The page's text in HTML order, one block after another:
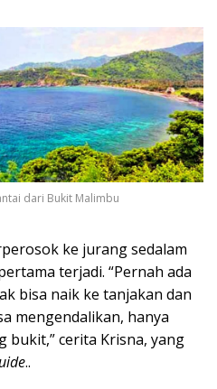
dari Bukit Malimbu
ke jurang sedalam
terjadi. “Pernah ada
bisa naik ke tanjakan dan
mengendalikan, hanya
bukit,” cerita Krisna, yang
..